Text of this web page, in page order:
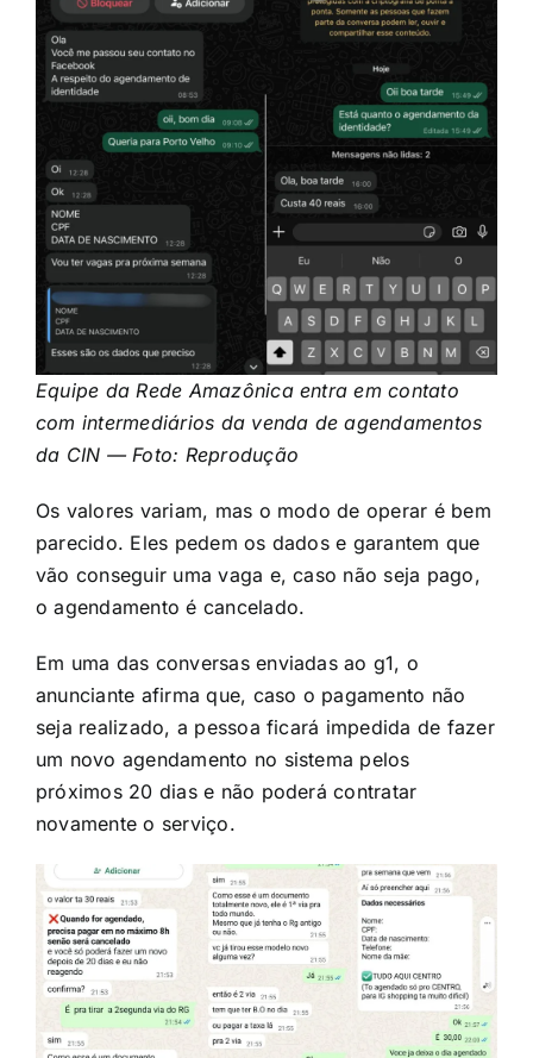
Equipe da Rede Amazônica entra em contato
com intermediários da venda de agendamentos
da CIN — Foto: Reprodução
Os valores variam, mas o modo de operar é bem
parecido. Eles pedem os dados e garantem que
vão conseguir uma vaga e, caso não seja pago,
o agendamento é cancelado.
Em uma das conversas enviadas ao g1, o
anunciante afirma que, caso o pagamento não
seja realizado, a pessoa ficará impedida de fazer
um novo agendamento no sistema pelos
próximos 20 dias e não poderá contratar
novamente o serviço.